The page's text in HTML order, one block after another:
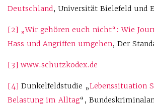
Deutschland, Universität Bielefeld und
[2] „Wir gehören euch nicht“: Wie
Hass und Angriffen umgehen, Der
[3] www.schutzkodex.de
[4] Dunkelfeldstudie „Lebenssituation
Belastung im Alltag“,